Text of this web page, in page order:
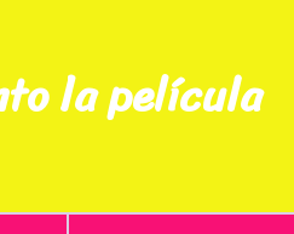
la película